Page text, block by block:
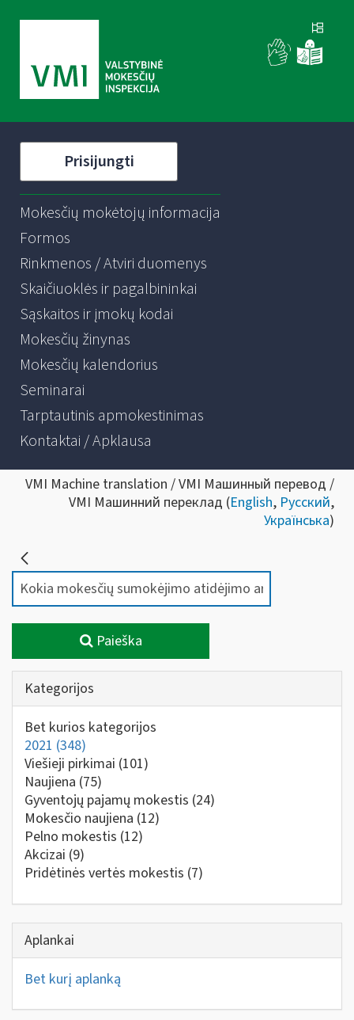
Prisijungti
Mokesčių mokėtojų informacija
Formos
Rinkmenos / Atviri duomenys
Skaičiuoklės ir pagalbininkai
Sąskaitos ir įmokų kodai
Mokesčių žinynas
Mokesčių kalendorius
Seminarai
Tarptautinis apmokestinimas
Kontaktai / Apklausa
VMI Machine translation / VMI Машинный перевод /
VMI Машинний переклад (English, Русский,
Українська)
Paieška
Kategorijos
Bet kurios kategorijos
2021 (348)
Viešieji pirkimai (101)
Naujiena (75)
Gyventojų pajamų mokestis (24)
Mokesčio naujiena (12)
Pelno mokestis (12)
Akcizai (9)
Pridėtinės vertės mokestis (7)
Aplankai
Bet kurį aplanką